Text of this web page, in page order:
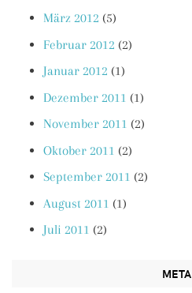
März 2012 (5)
Februar 2012 (2)
Januar 2012 (1)
Dezember 2011 (1)
November 2011 (2)
Oktober 2011 (2)
September 2011 (2)
August 2011 (1)
Juli 2011 (2)
META